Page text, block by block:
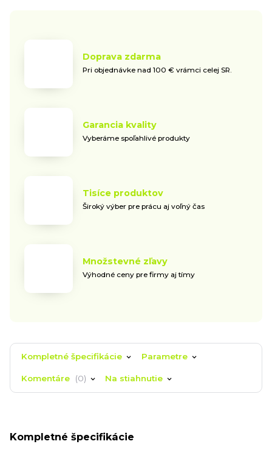
Doprava zdarma
Pri objednávke nad 100 € vrámci celej SR.
Garancia kvality
Vyberáme spoľahlivé produkty
Tisíce produktov
Široký výber pre prácu aj voľný čas
Množstevné zľavy
Výhodné ceny pre firmy aj tímy
Kompletné špecifikácie Parametre
Komentáre 0 Na stiahnutie
Kompletné špecifikácie